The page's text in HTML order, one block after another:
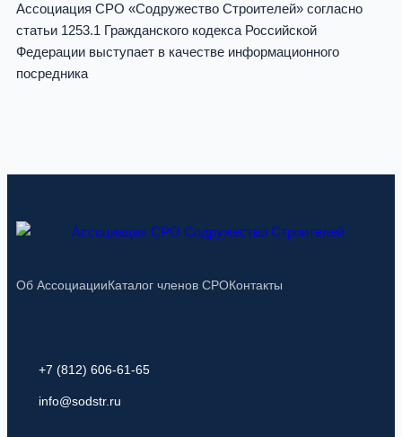
Ассоциация СРО «Содружество Строителей» согласно
статьи 1253.1 Гражданского кодекса Российской
Федерации выступает в качестве информационного
посредника
Об АссоциацииКаталог членов СРОКонтакты
+7 (812) 606-61-65
info@sodstr.ru